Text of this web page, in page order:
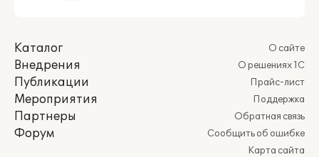
Каталог
Внедрения
Публикации
Мероприятия
Партнеры
Форум
О сайте
О решениях 1С
Прайс-лист
Поддержка
Обратная связь
Сообщить об ошибке
Карта сайта